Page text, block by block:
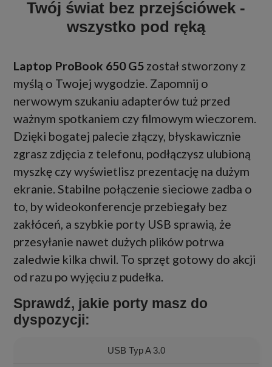
Twój świat bez przejściówek -
wszystko pod ręką
Laptop ProBook 650 G5 został stworzony z
myślą o Twojej wygodzie. Zapomnij o
nerwowym szukaniu adapterów tuż przed
ważnym spotkaniem czy filmowym wieczorem.
Dzięki bogatej palecie złączy, błyskawicznie
zgrasz zdjęcia z telefonu, podłączysz ulubioną
myszkę czy wyświetlisz prezentację na dużym
ekranie. Stabilne połączenie sieciowe zadba o
to, by wideokonferencje przebiegały bez
zakłóceń, a szybkie porty USB sprawią, że
przesyłanie nawet dużych plików potrwa
zaledwie kilka chwil. To sprzęt gotowy do akcji
od razu po wyjęciu z pudełka.
Sprawdź, jakie porty masz do
dyspozycji:
USB Typ A 3.0